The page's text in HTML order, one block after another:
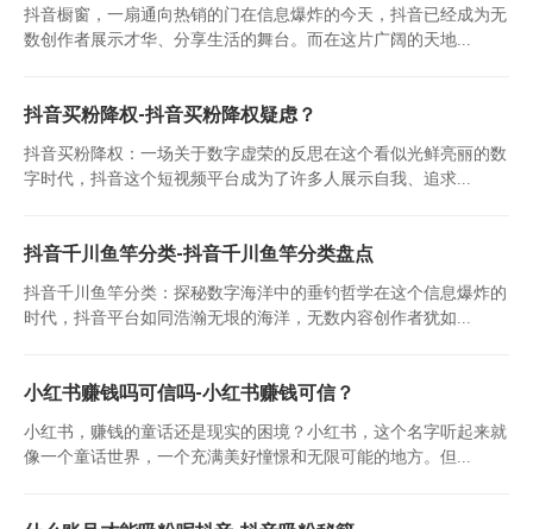
抖音橱窗，一扇通向热销的门在信息爆炸的今天，抖音已经成为无
数创作者展示才华、分享生活的舞台。而在这片广阔的天地...
抖音买粉降权-抖音买粉降权疑虑？
抖音买粉降权：一场关于数字虚荣的反思在这个看似光鲜亮丽的数
字时代，抖音这个短视频平台成为了许多人展示自我、追求...
抖音千川鱼竿分类-抖音千川鱼竿分类盘点
抖音千川鱼竿分类：探秘数字海洋中的垂钓哲学在这个信息爆炸的
时代，抖音平台如同浩瀚无垠的海洋，无数内容创作者犹如...
小红书赚钱吗可信吗-小红书赚钱可信？
小红书，赚钱的童话还是现实的困境？小红书，这个名字听起来就
像一个童话世界，一个充满美好憧憬和无限可能的地方。但...